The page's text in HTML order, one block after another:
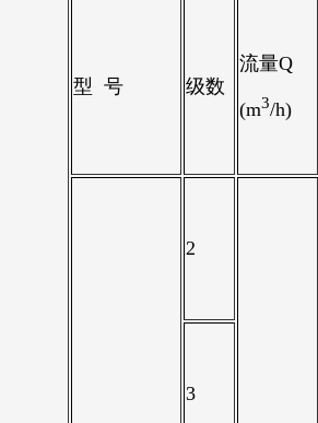
型 号 级数
流量Q
(m3/h)
2
3